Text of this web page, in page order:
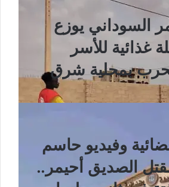
السوداني يوزع
سلة غذائية للأسر
بمحلية شرق
وفيديو حاسم
الصديق أحيمر..